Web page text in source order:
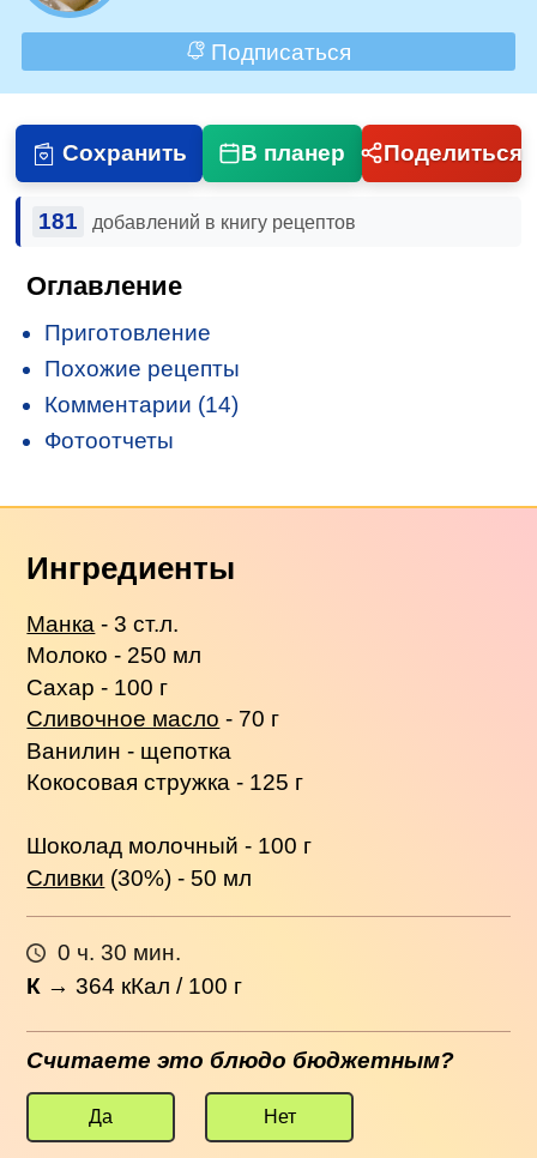
Подписаться
Сохранить В планер Поделиться
181 добавлений в книгу рецептов
Оглавление
Приготовление
Похожие рецепты
Комментарии (14)
Фотоотчеты
Ингредиенты
Манка - 3 ст.л.
Молоко - 250 мл
Сахар - 100 г
Сливочное масло - 70 г
Ванилин - щепотка
Кокосовая стружка - 125 г
Шоколад молочный - 100 г
Сливки (30%) - 50 мл
0 ч. 30 мин.
К →364 кКал / 100 г
Считаете это блюдо бюджетным?
Да Нет